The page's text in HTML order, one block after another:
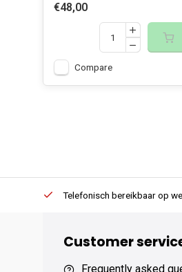
€48,00
Compare
Telefonisch bereikbaar op
Customer
Frequently asked